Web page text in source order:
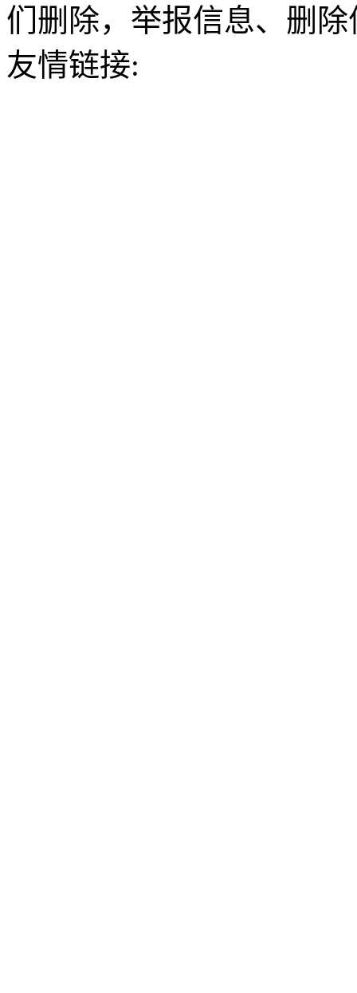
们删除，举报信息、删
友情链接: